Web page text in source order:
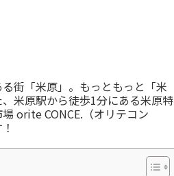
街「米原」。もっともっと「米
米原駅から徒歩1分にある米原特
orite CONCE.（オリテコン